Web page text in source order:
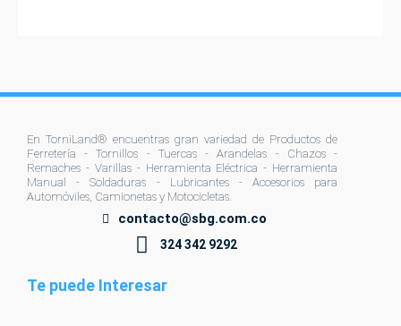
En TorniLand® encuentras gran variedad de Productos de
Ferretería - Tornillos - Tuercas - Arandelas - Chazos -
Remaches - Varillas - Herramienta Eléctrica - Herramienta
Manual - Soldaduras - Lubricantes - Accesorios para
Automóviles, Camionetas y Motocicletas.
contacto@sbg.com.co
324 342 9292
Te puede Interesar